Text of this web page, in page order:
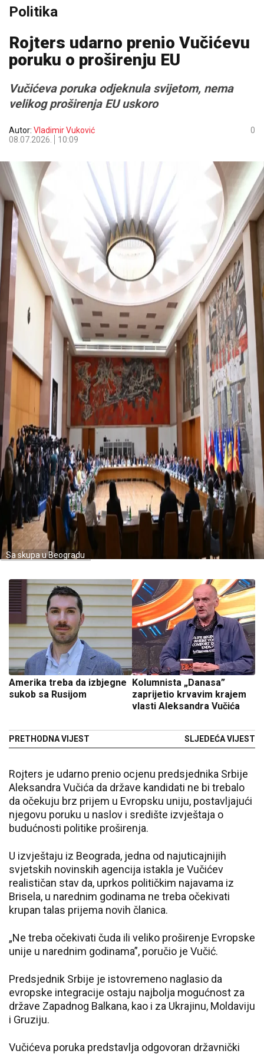
Politika
Rojters udarno prenio Vučićevu
poruku o proširenju EU
Vučićeva poruka odjeknula svijetom, nema
velikog proširenja EU uskoro
Autor: Vladimir Vuković
08.07.2026.
10:09
0
Sa skupa u Beogradu
Amerika treba da izbjegne
sukob sa Rusijom
PRETHODNA VIJEST
Kolumnista „Danasa”
zaprijetio krvavim krajem
vlasti Aleksandra Vučića
SLJEDEĆA VIJEST
Rojters je udarno prenio ocjenu predsjednika Srbije
Aleksandra Vučića da države kandidati ne bi trebalo
da očekuju brz prijem u Evropsku uniju, postavljajući
njegovu poruku u naslov i središte izvještaja o
budućnosti politike proširenja.
U izvještaju iz Beograda, jedna od najuticajnijih
svjetskih novinskih agencija istakla je Vučićev
realističan stav da, uprkos političkim najavama iz
Brisela, u narednim godinama ne treba očekivati
krupan talas prijema novih članica.
„Ne treba očekivati čuda ili veliko proširenje Evropske
unije u narednim godinama”, poručio je Vučić.
Predsjednik Srbije je istovremeno naglasio da
evropske integracije ostaju najbolja mogućnost za
države Zapadnog Balkana, kao i za Ukrajinu, Moldaviju
i Gruziju.
Vučićeva poruka predstavlja odgovoran državnički